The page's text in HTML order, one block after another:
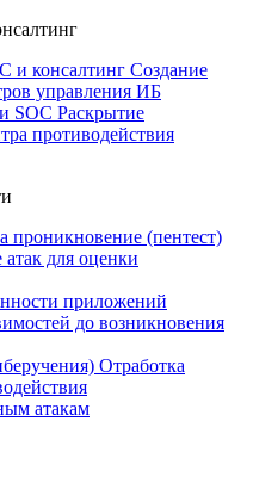
и консалтинг Создание
управления ИБ
SOC Раскрытие
противодействия
проникновение (пентест)
для оценки
приложений
до возникновения
Отработка
атакам